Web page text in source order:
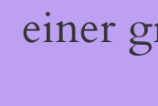
einer